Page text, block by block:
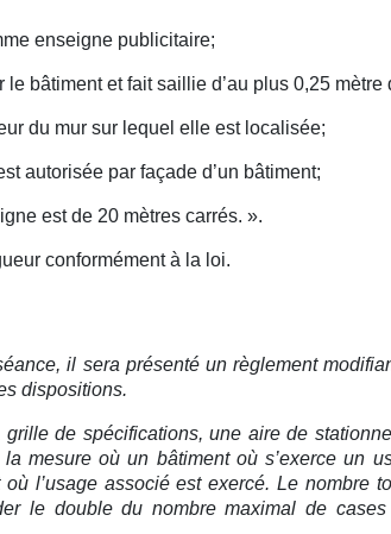
enseigne publicitaire;
bâtiment et fait saillie d’au plus 0,25 mètre
du mur sur lequel elle est localisée;
autorisée par façade d’un bâtiment;
est de 20 mètres carrés. ».
conformément à la loi.
il sera présenté un règlement
dispositions.
de spécifications, une aire de
mesure où un bâtiment où s’exerce un
l’usage associé est exercé. Le nombre
le double du nombre maximal de